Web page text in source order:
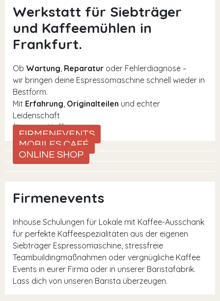
Werkstatt für Siebträger
und Kaffeemühlen in
Frankfurt.
Ob Wartung, Reparatur oder Fehlerdiagnose –
wir bringen deine Espressomaschine schnell wieder in
Bestform.
Mit Erfahrung, Originalteilen und echter
Leidenschaft
für guten Kaffee.
FIRMENEVENTS
MOBILES CAFÉ
ONLINE SHOP
Firmenevents
Inhouse Schulungen für Lokale mit Kaffee-Ausschank
für perfekte Kaffeespezialitäten aus der eigenen
Siebträger Espressomaschine, stressfreie
Teambuildingmaßnahmen oder vergnügliche Kaffee
Events in eurer Firma oder in unserer Baristafabrik.
Lass dich von unseren Barista überzeugen.